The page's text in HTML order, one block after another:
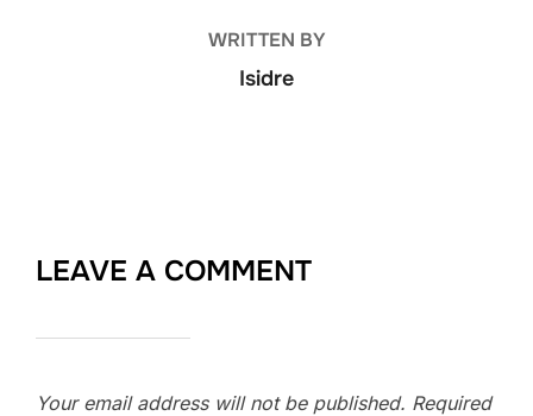
WRITTEN BY
Isidre
LEAVE A COMMENT
Your email address will not be published. Required